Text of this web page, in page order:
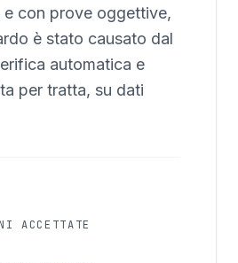
e con prove oggettive,
è stato causato dal
automatica e
per tratta, su dati
ACCETTATE